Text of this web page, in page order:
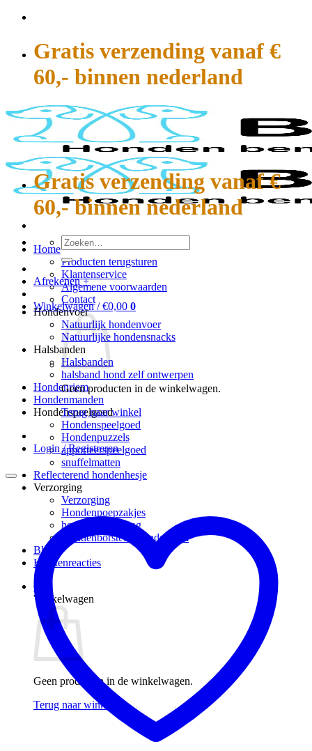
Gratis verzending vanaf €
60,- binnen nederland
Home
Producten terugsturen
Klantenservice
Algemene voorwaarden
Contact
Hondenvoer
Natuurlijk hondenvoer
Natuurlijke hondensnacks
Halsbanden
Halsbanden
halsband hond zelf ontwerpen
Hondenriem
Hondenmanden
Hondenspeelgoed
Hondenspeelgoed
Hondenpuzzels
apporteerspeelgoed
snuffelmatten
Reflecterend hondenhesje
Verzorging
Verzorging
Hondenpoepzakjes
hondenverzorging
Hondenborstel – hondenkam
Blog
Klantenreacties
0
Winkelwagen
Geen producten in de winkelwagen.
Terug naar winkel
Gratis verzending vanaf €
60,- binnen nederland
Zoeken
naar:
Afrekenen +
Winkelwagen /€0,00 0
Geen producten in de winkelwagen.
Terug naar winkel
Login / Registreren